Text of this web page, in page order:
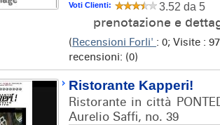
Voti Clienti: 3.52 da 5
prenotazione e
(Recensioni Forli' : 0; Visite :
recensioni: (0)
Ristorante Kapperi!
Ristorante in città
Aurelio Saffi, no. 39